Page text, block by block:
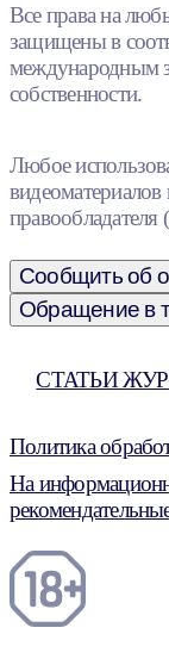
Все права на
защищены в
международным
собственности.
Любое
видеоматериалов
Сообщить об
Обращение в
СТАТЬИ
Политика
На